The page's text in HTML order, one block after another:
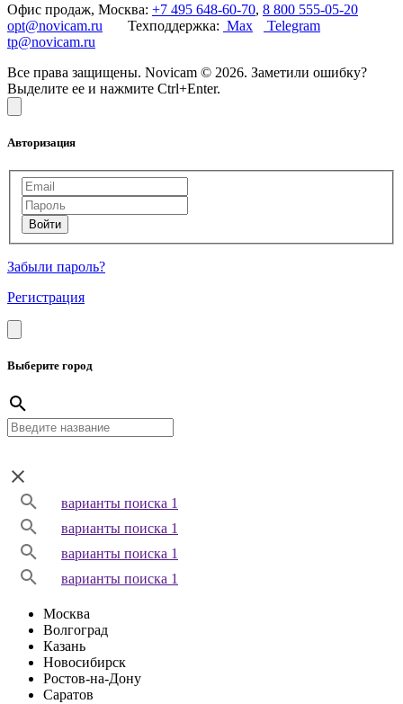
Офис продаж, Москва: +7 495 648-60-70, 8 800 555-05-20
opt@novicam.ru Техподдержка: Max
Telegram
tp@novicam.ru
Все права защищены. Novicam © 2026. Заметили ошибку?
Выделите ее и нажмите Ctrl+Enter.
Авторизация
Забыли пароль?
Регистрация
Выберите город
варианты поиска 1
варианты поиска 1
варианты поиска 1
варианты поиска 1
Москва
Волгоград
Казань
Новосибирск
Ростов-на-Дону
Саратов